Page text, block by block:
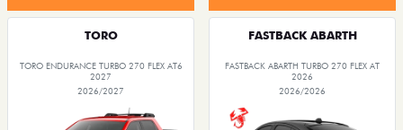
TORO
TORO ENDURANCE TURBO 270 FLEX AT6
2027
2026/2027
FASTBACK ABARTH
FASTBACK ABARTH TURBO 270 FLEX AT
2026
2026/2026